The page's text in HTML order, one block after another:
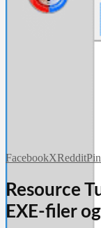
FacebookXReddit
Resource
EXE-filer